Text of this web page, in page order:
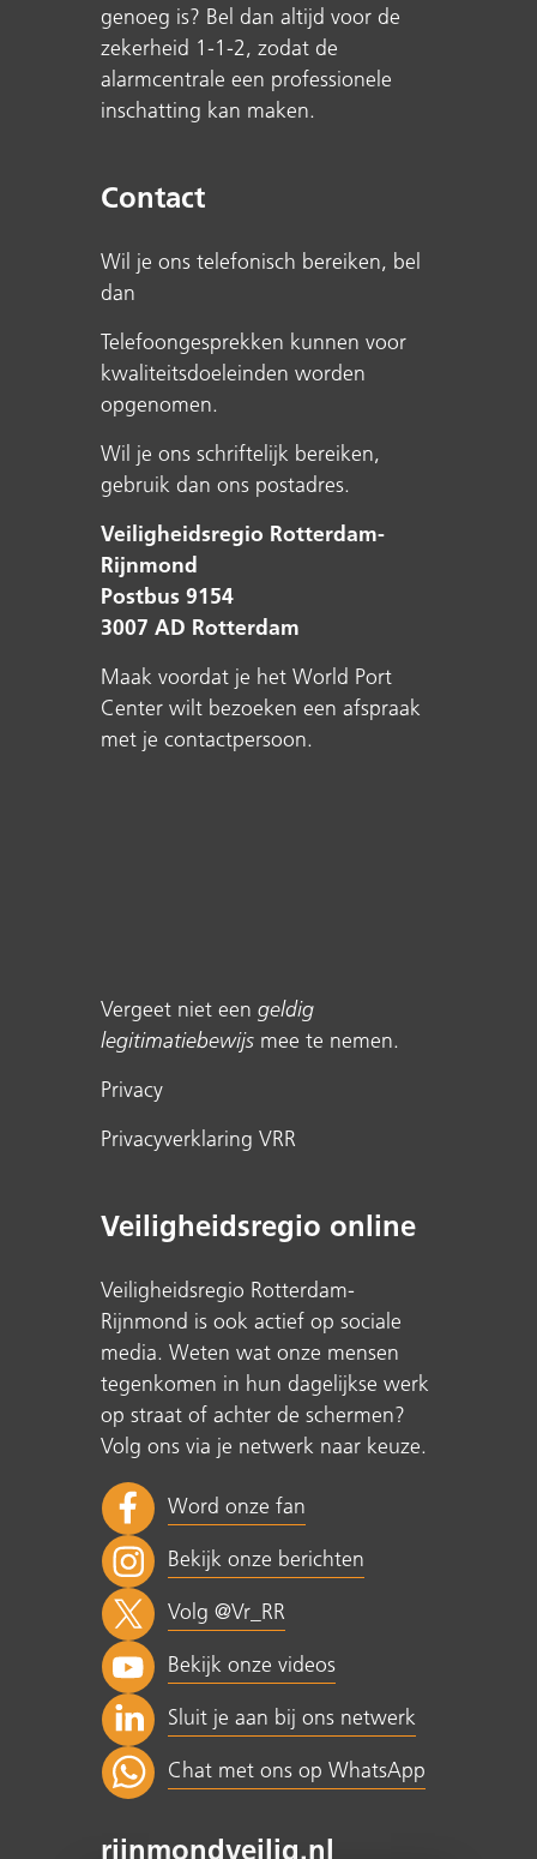
genoeg is? Bel dan altijd voor de
zekerheid 1-1-2, zodat de
alarmcentrale een professionele
inschatting kan maken.
Contact
Wil je ons telefonisch bereiken, bel
dan
Telefoongesprekken kunnen voor
kwaliteitsdoeleinden worden
opgenomen.
Wil je ons schriftelijk bereiken,
gebruik dan ons postadres.
Veiligheidsregio Rotterdam-
Rijnmond
Postbus 9154
3007 AD Rotterdam
Maak voordat je het World Port
Center wilt bezoeken een afspraak
met je contactpersoon.
Vergeet niet een geldig
legitimatiebewijs mee te nemen.
Privacy
Privacyverklaring VRR
Veiligheidsregio online
Veiligheidsregio Rotterdam-
Rijnmond is ook actief op sociale
media. Weten wat onze mensen
tegenkomen in hun dagelijkse werk
op straat of achter de schermen?
Volg ons via je netwerk naar keuze.
Word onze fan
Bekijk onze berichten
Volg @Vr_RR
Bekijk onze videos
Sluit je aan bij ons netwerk
Chat met ons op WhatsApp
rijnmondveilig.nl